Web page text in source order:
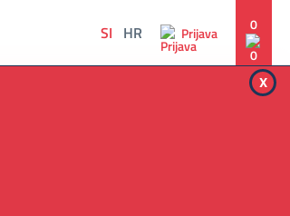
SI HR Prijava 0
x